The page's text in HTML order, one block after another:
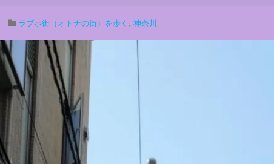
ラブホ街（オトナの街）を歩く , 神奈川